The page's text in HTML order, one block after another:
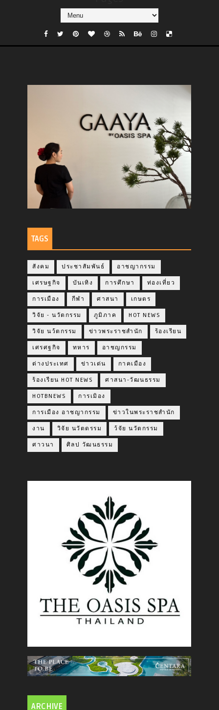
TAGS
สังคม ประชาสัมพันธ์ อาชญากรรม
เศรษฐกิจ บันเทิง การศึกษา ท่องเที่ยว
การเมือง กีฬา ศาสนา เกษตร
วิจัย - นวัตกรรม ภูมิภาค HOT NEWS
วิจัย นว้ตกรรม ข่าวพระราชสำนัก ร้องเรียน
เศรศฐกิจ ทหาร อาชญกรรม
ต่างประเทศ ข่าวเด่น กาคเมือง
ร้องเรียน HOT NEWS ศาสนา-วัฒนธรรม
HOTBNEWS การเมิอง
การเมือง อาชญากรรม ข่าวในพระราชสำนัก
งาน วิจัย นวัตดรรม ว้จัย นวัตกรรม
ศาวนา ศิลป วัฒนธรรม
ARCHIVE